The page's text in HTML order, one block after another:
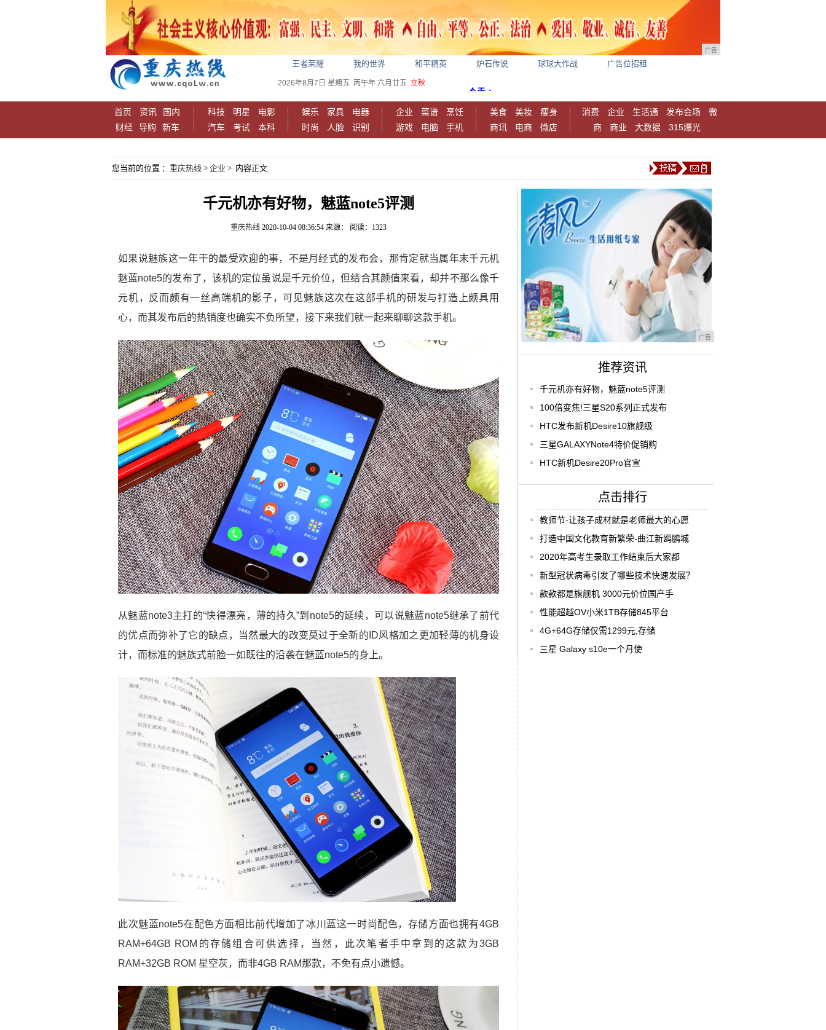
广告
王者荣耀 我的世界 和平精英 炉石传说 球球大作战 广告位招租
2026年8月7日 星期五 丙午年 六月廿五 立秋
首页 资讯
国内
财经
导购 新车
科技 明星
电影
汽车
考试 本科
娱乐 家具
电器
时尚
人脸 识别
企业 菜谱
烹饪
游戏
电脑 手机
美食 美妆
瘦身
商讯
电商 微店
消费 企业 生活通 发布会场
微
商
商业 大数据 315爆光
您当前的位置 ： 重庆热线 > 企业 > 内容正文
千元机亦有好物，魅蓝note5评测
重庆热线 2020-10-04 08:36:54 来源： 阅读：1323
如果说魅族这一年干的最受欢迎的事，不是月经式的发布会，那肯定就当属年末千元机
魅蓝note5的发布了，该机的定位虽说是千元价位，但结合其颜值来看，却并不那么像千
元机，反而颇有一丝高端机的影子，可见魅族这次在这部手机的研发与打造上颇具用
心，而其发布后的热销度也确实不负所望，接下来我们就一起来聊聊这款手机。
从魅蓝note3主打的“快得漂亮，薄的持久”到note5的延续，可以说魅蓝note5继承了前代
的优点而弥补了它的缺点，当然最大的改变莫过于全新的ID风格加之更加轻薄的机身设
计，而标准的魅族式前脸一如既往的沿袭在魅蓝note5的身上。
此次魅蓝note5在配色方面相比前代增加了冰川蓝这一时尚配色，存储方面也拥有4GB
RAM+64GB ROM的存储组合可供选择，当然，此次笔者手中拿到的这款为3GB
RAM+32GB ROM 星空灰，而非4GB RAM那款，不免有点小遗憾。
广告
推荐资讯
千元机亦有好物，魅蓝note5评测
100倍变焦!三星S20系列正式发布
HTC发布新机Desire10旗舰级
三星GALAXYNote4特价促销购
HTC新机Desire20Pro官宣
点击排行
教师节-让孩子成材就是老师最大的心愿
打造中国文化教育新繁荣-曲江新鸥鹏城
2020年高考生录取工作结束后大家都
新型冠状病毒引发了哪些技术快速发展？
款款都是旗舰机 3000元价位国产手
性能超越OV小米1TB存储845平台
4G+64G存储仅需1299元,存储
三星 Galaxy s10e一个月使